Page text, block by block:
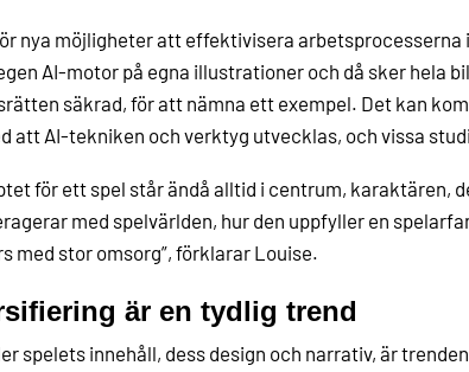
nya möjligheter att effektivisera arbetsprocesserna
AI-motor på egna illustrationer och då sker hela
säkrad, för att nämna ett exempel. Det kan
att AI-tekniken och verktyg utvecklas, och vissa
för ett spel står ändå alltid i centrum, karaktären,
med spelvärlden, hur den uppfyller en
med stor omsorg”, förklarar Louise.
är en tydlig trend
spelets innehåll, dess design och narrativ, är